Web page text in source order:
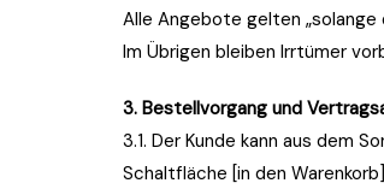
Alle Angebote gelten
Im Übrigen bleiben Irrtümer
3. Bestellvorgang und
3.1. Der Kunde kann aus dem
Schaltfläche [in den